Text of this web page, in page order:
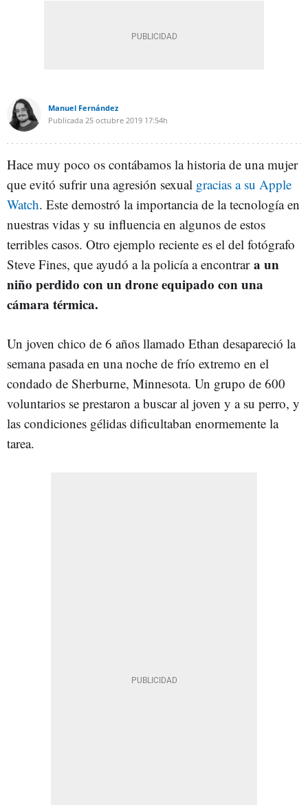
Manuel Fernández
Publicada 25 octubre 2019 17:54h
Hace muy poco os contábamos la historia de una mujer
que evitó sufrir una agresión sexual gracias a su Apple
Watch. Este demostró la importancia de la tecnología en
nuestras vidas y su influencia en algunos de estos
terribles casos. Otro ejemplo reciente es el del fotógrafo
Steve Fines, que ayudó a la policía a encontrar a un
niño perdido con un drone equipado con una
cámara térmica.
Un joven chico de 6 años llamado Ethan desapareció la
semana pasada en una noche de frío extremo en el
condado de Sherburne, Minnesota. Un grupo de 600
voluntarios se prestaron a buscar al joven y a su perro, y
las condiciones gélidas dificultaban enormemente la
tarea.